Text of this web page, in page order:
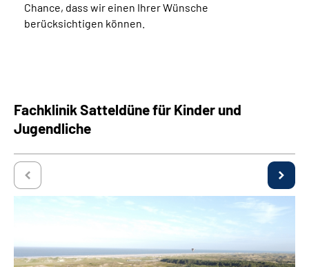
Chance, dass wir einen Ihrer Wünsche
berücksichtigen können.
Fachklinik Satteldüne für Kinder und
Jugendliche